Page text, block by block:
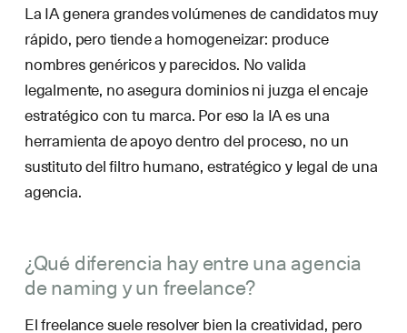
La IA genera grandes volúmenes de candidatos muy
rápido, pero tiende a homogeneizar: produce
nombres genéricos y parecidos. No valida
legalmente, no asegura dominios ni juzga el encaje
estratégico con tu marca. Por eso la IA es una
herramienta de apoyo dentro del proceso, no un
sustituto del filtro humano, estratégico y legal de una
agencia.
¿Qué diferencia hay entre una agencia
de naming y un freelance?
El freelance suele resolver bien la creatividad, pero